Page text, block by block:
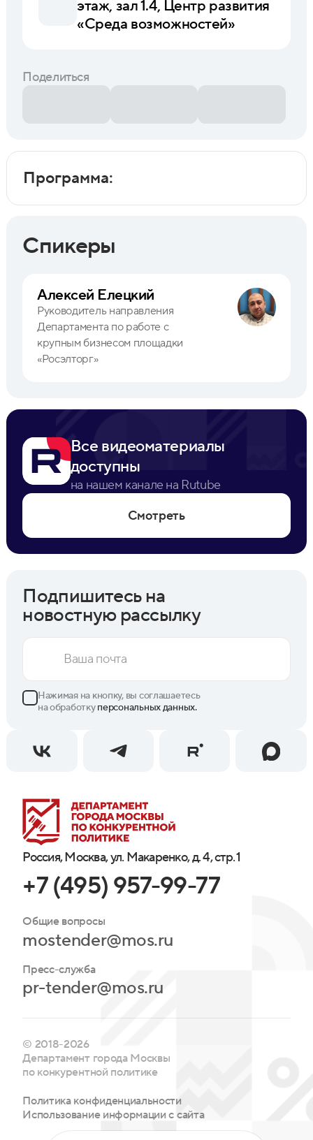
этаж, зал 1.4, Центр развития
«Среда возможностей»
Поделиться
Программа:
Спикеры
Алексей Елецкий
Руководитель направления
Департамента по работе с
крупным бизнесом площадки
«Росэлторг»
Все видеоматериалы
доступны
на нашем канале на Rutube
Смотреть
Россия, Москва, ул. Макаренко, д. 4, стр. 1
+7 (495) 957-99-77
Общие вопросы
mostender@mos.ru
Пресс-служба
pr-tender@mos.ru
Подпишитесь на
новостную рассылку
Нажимая на кнопку, вы соглашаетесь
на обработкуперсональных данных.
© 2018-2026
Департамент города Москвы
по конкурентной политике
Политика конфиденциальности
Использование информации с сайта